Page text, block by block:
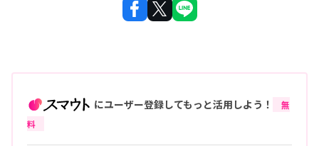
にユーザー登録してもっと活用しよう！
無
料